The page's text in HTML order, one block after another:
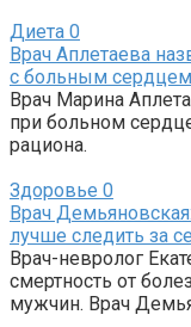
Диета 0
Врач Аплетаева
с больным сердцем
Врач Марина
при больном
рациона.
Здоровье 0
Врач
лучше следить за
Врач-невролог
смертность от
мужчин. Врач